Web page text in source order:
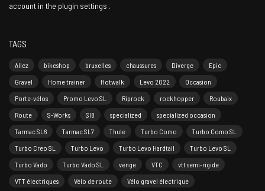
account in the plugin settings .
TAGS
Allez bikeshop bruxelles chaussures Diverge
Epic
Gravel
Home trainer Hotwalk Levo 2022
Occasion
Porte-vélos
Promo Levo SL Riprock rockhopper
Roubaix
Route
S-Works Sl8 specialized
specialized occasion
Tarmac SL6
Tarmac SL7 Thule Turbo Como
Turbo Como SL
Turbo Creo SL
Turbo Levo Turbo Levo Hardtail
Turbo Levo SL
Turbo Vado
Turbo Vado SL venge VTC
vtt semi-rigide
VTT électriques
Vélo de route Vélo gravel électrique